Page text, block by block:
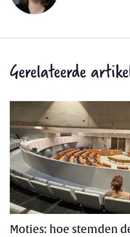
Gerelateerde
Moties: hoe stemden